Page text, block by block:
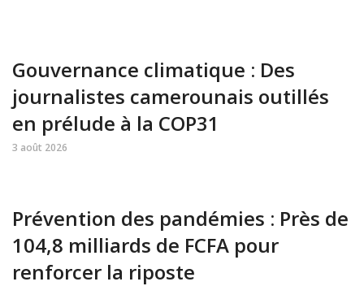
Gouvernance climatique : Des
journalistes camerounais outillés
en prélude à la COP31
3 août 2026
Prévention des pandémies : Près de
104,8 milliards de FCFA pour
renforcer la riposte